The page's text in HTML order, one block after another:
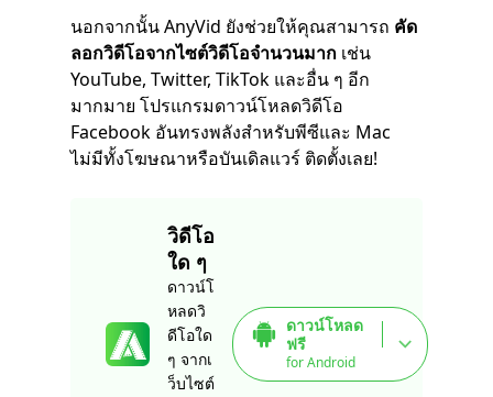
นอกจากนั้น AnyVid ยังช่วยให้คุณสามารถ คัด
ลอกวิดีโอจากไซต์วิดีโอจำนวนมาก เช่น
YouTube, Twitter, TikTok และอื่น ๆ อีก
มากมาย โปรแกรมดาวน์โหลดวิดีโอ
Facebook อันทรงพลังสำหรับพีซีและ Mac
ไม่มีทั้งโฆษณาหรือบันเดิลแวร์ ติดตั้งเลย!
วิดีโอ
ใด ๆ
ดาวน์โ
หลดวิ
ดีโอใด
ๆ จากเ
ว็บไซต์
ดาวน์โหลด
ฟรี
for Android